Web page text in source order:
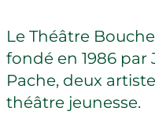
Le Théâtre
fondé en 1986 par
Pache, deux
théâtre jeunesse.